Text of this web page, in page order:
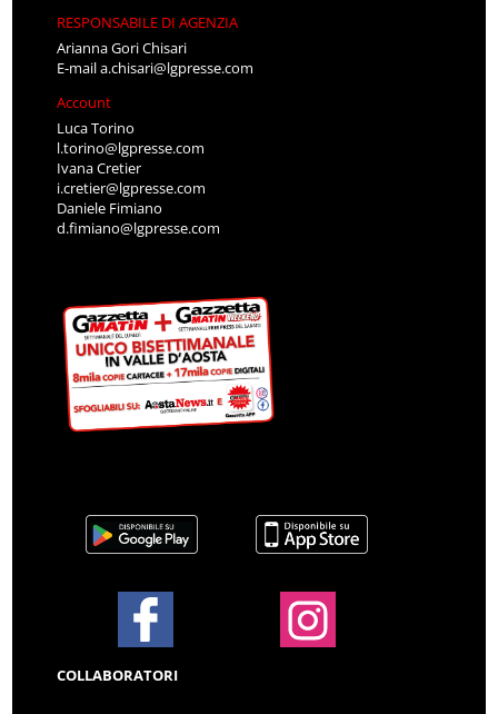
RESPONSABILE DI AGENZIA
Arianna Gori Chisari
E-maila.chisari@lgpresse.com
Account
Luca Torino
l.torino@lgpresse.com
Ivana Cretier
i.cretier@lgpresse.com
Daniele Fimiano
d.fimiano@lgpresse.com
COLLABORATORI